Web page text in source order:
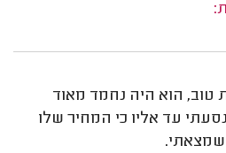
טוב, הוא היה נחמד מאוד
עד אליו כי המחיר שלו
שמצאתי.